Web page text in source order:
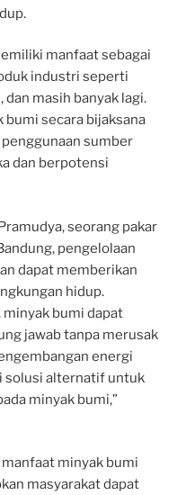
manfaat sebagai
industri seperti
masih banyak lagi.
bumi secara bijaksana
sumber
dan berpotensi
seorang pakar
pengelolaan
dapat memberikan
hidup.
bumi dapat
jawab tanpa merusak
energi
solusi alternatif untuk
minyak bumi,”
minyak bumi
masyarakat dapat